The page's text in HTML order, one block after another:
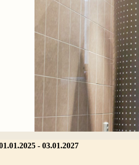
- 03.01.2027